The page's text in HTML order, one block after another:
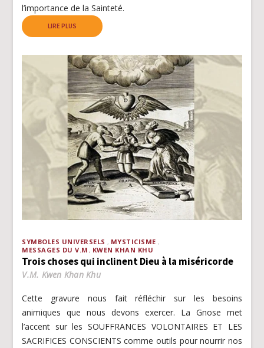
l’importance de la Sainteté.
LIRE PLUS
SYMBOLES UNIVERSELS
MYSTICISME
MESSAGES DU V.M. KWEN KHAN KHU
Trois choses qui inclinent Dieu à la miséricorde
V.M. Kwen Khan Khu
Cette gravure nous fait réfléchir sur les besoins
animiques que nous devons exercer. La Gnose met
l’accent sur les SOUFFRANCES VOLONTAIRES ET LES
SACRIFICES CONSCIENTS comme outils pour nourrir nos